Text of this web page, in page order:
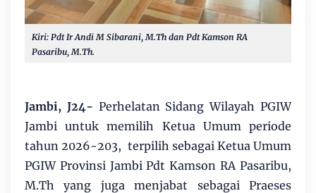
Kiri: Pdt Ir Andi M Sibarani, M.Th dan Pdt Kamson RA
Pasaribu, M.Th.
Jambi, J24- Perhelatan Sidang Wilayah PGIW
Jambi untuk memilih Ketua Umum periode
tahun 2026-203, terpilih sebagai Ketua Umum
PGIW Provinsi Jambi Pdt Kamson RA Pasaribu,
M.Th yang juga menjabat sebagai Praeses